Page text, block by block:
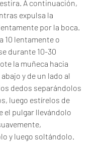
A continuación,
expulsa la
por la boca.
10 lentamente o
durante 10-30
la muñeca hacia
y de un lado al
dedos separándolos
luego estírelos de
el pulgar llevándolo
y luego soltándolo.